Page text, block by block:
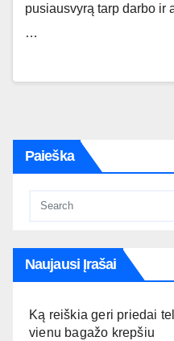
pusiausvyrą tarp darbo ir
…
Paieška
Naujausi Įrašai
Ką reiškia geri priedai
vienu bagažo krepšiu